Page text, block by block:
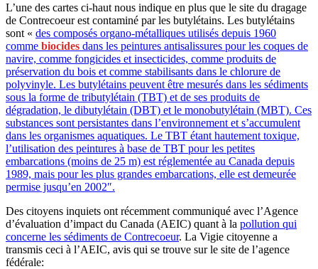
L’une des cartes ci-haut nous indique en plus que le site du dragage
de Contrecoeur est contaminé par les butylétains. Les butylétains
sont « des composés organo-métalliques utilisés depuis 1960
comme biocides dans les peintures antisalissures pour les coques de
navire, comme fongicides et insecticides, comme produits de
préservation du bois et comme stabilisants dans le chlorure de
polyvinyle. Les butylétains peuvent être mesurés dans les sédiments
sous la forme de tributylétain (TBT) et de ses produits de
dégradation, le dibutylétain (DBT) et le monobutylétain (MBT). Ces
substances sont persistantes dans l’environnement et s’accumulent
dans les organismes aquatiques. Le TBT étant hautement toxique,
l’utilisation des peintures à base de TBT pour les petites
embarcations (moins de 25 m) est réglementée au Canada depuis
1989, mais pour les plus grandes embarcations, elle est demeurée
permise jusqu’en 2002″.
Des citoyens inquiets ont récemment communiqué avec l’Agence
d’évaluation d’impact du Canada (AEIC) quant à la pollution qui
concerne les sédiments de Contrecoeur. La Vigie citoyenne a
transmis ceci à l’AEIC, avis qui se trouve sur le site de l’agence
fédérale: